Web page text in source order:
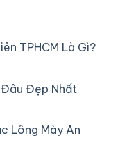
TPHCM Là Gì?
Đâu Đẹp Nhất
Lông Mày An